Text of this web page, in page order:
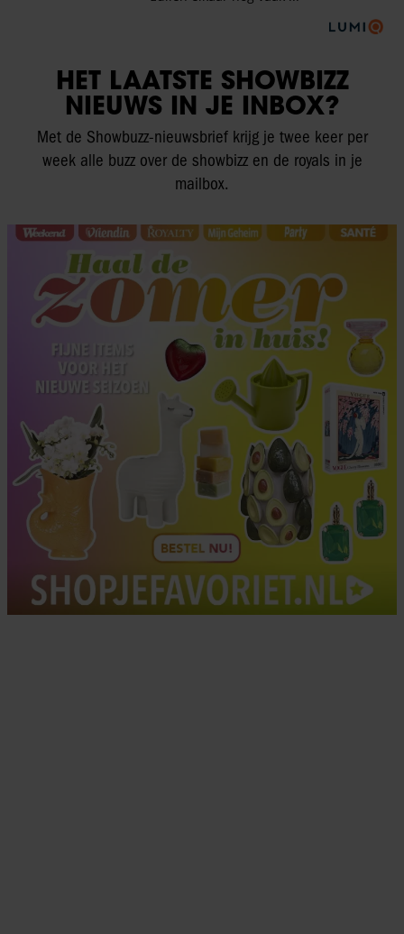
HET LAATSTE SHOWBIZZ
NIEUWS IN JE INBOX?
Met de Showbuzz-nieuwsbrief krijg je twee keer per
week alle buzz over de showbizz en de royals in je
mailbox.